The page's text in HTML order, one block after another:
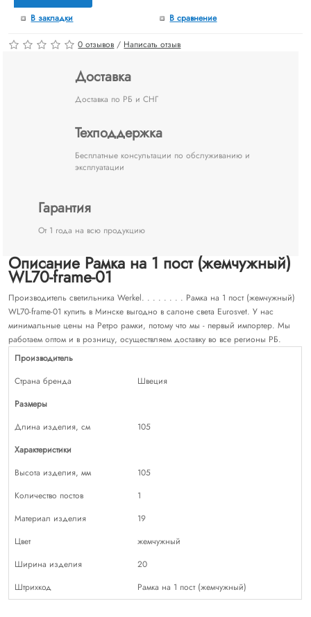
В закладки В сравнение
0 отзывов / Написать отзыв
Доставка
Доставка по РБ и СНГ
Техподдержка
Бесплатные консультации по обслуживанию и
эксплуатации
Гарантия
От 1 года на всю продукцию
Описание Рамка на 1 пост (жемчужный)
WL70-frame-01
Производитель светильника Werkel. . . . . . . . Рамка на 1 пост (жемчужный)
WL70-frame-01 купить в Минске выгодно в салоне света Eurosvet. У нас
минимальные цены на Ретро рамки, потому что мы - первый импортер. Мы
работаем оптом и в розницу, осуществляем доставку во все регионы РБ.
Производитель
Страна бренда
Швеция
Размеры
Длина изделия, см
105
Характеристики
Высота изделия, мм
105
Количество постов
1
Материал изделия
19
Цвет
жемчужный
Ширина изделия
20
Штрихкод
Рамка на 1 пост (жемчужный)